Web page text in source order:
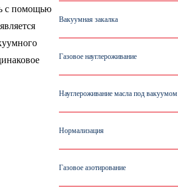
с помощью
Вакуумная закалка
Газовое науглероживание
Науглероживание масла под вакуумом
Нормализация
Газовое азотирование